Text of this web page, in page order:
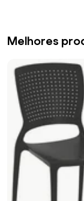
Melhores